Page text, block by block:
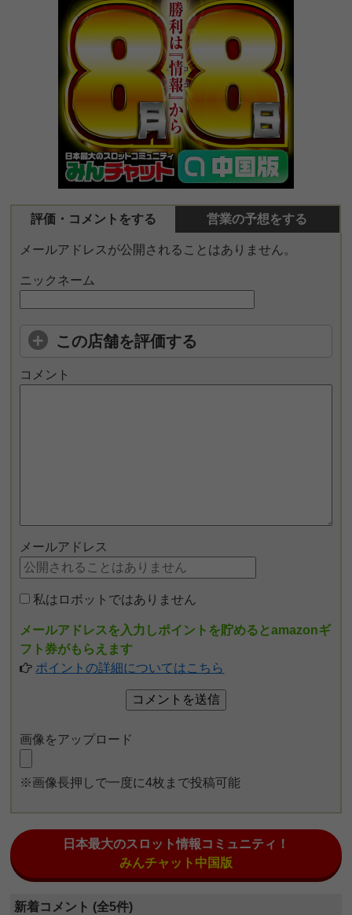
評価・コメントをする 営業の予想をする
メールアドレスが公開されることはありません。
ニックネーム
この店舗を評価する
コメント
メールアドレス
私はロボットではありません
メールアドレスを入力しポイントを貯めるとamazonギ
フト券がもらえます
ポイントの詳細についてはこちら
画像をアップロード
※画像長押しで一度に4枚まで投稿可能
日本最大のスロット情報コミュニティ！
みんチャット中国版
新着コメント (全5件)